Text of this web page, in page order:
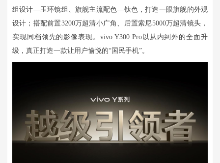
组设计—玉环镜组、旗舰主流配色—钛色，打造一眼旗舰的外观
设计；搭配前置3200万超清小广角、后置索尼5000万超清镜头，
实现同档领先的影像表现。vivo Y300 Pro以从内到外的全面升
级，真正打造一款让用户愉悦的“国民手机”。